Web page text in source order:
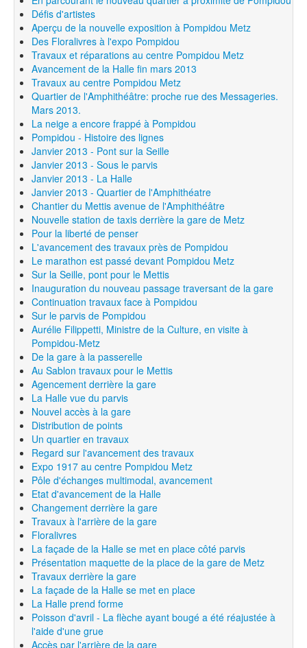
Défis d'artistes
Aperçu de la nouvelle exposition à Pompidou Metz
Des Floralivres à l'expo Pompidou
Travaux et réparations au centre Pompidou Metz
Avancement de la Halle fin mars 2013
Travaux au centre Pompidou Metz
Quartier de l'Amphithéâtre: proche rue des Messageries.
Mars 2013.
La neige a encore frappé à Pompidou
Pompidou - Histoire des lignes
Janvier 2013 - Pont sur la Seille
Janvier 2013 - Sous le parvis
Janvier 2013 - La Halle
Janvier 2013 - Quartier de l'Amphithéatre
Chantier du Mettis avenue de l'Amphithéâtre
Nouvelle station de taxis derrière la gare de Metz
Pour la liberté de penser
L'avancement des travaux près de Pompidou
Le marathon est passé devant Pompidou Metz
Sur la Seille, pont pour le Mettis
Inauguration du nouveau passage traversant de la gare
Continuation travaux face à Pompidou
Sur le parvis de Pompidou
Aurélie Filippetti, Ministre de la Culture, en visite à
Pompidou-Metz
De la gare à la passerelle
Au Sablon travaux pour le Mettis
Agencement derrière la gare
La Halle vue du parvis
Nouvel accès à la gare
Distribution de points
Un quartier en travaux
Regard sur l'avancement des travaux
Expo 1917 au centre Pompidou Metz
Pôle d'échanges multimodal, avancement
Etat d'avancement de la Halle
Changement derrière la gare
Travaux à l'arrière de la gare
Floralivres
La façade de la Halle se met en place côté parvis
Présentation maquette de la place de la gare de Metz
Travaux derrière la gare
La façade de la Halle se met en place
La Halle prend forme
Poisson d'avril - La flèche ayant bougé a été réajustée à
l'aide d'une grue
Accès par l'arrière de la gare